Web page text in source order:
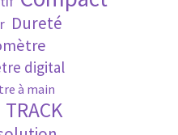
Dureté
digital
à main